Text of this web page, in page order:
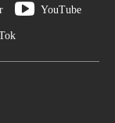
YouTube